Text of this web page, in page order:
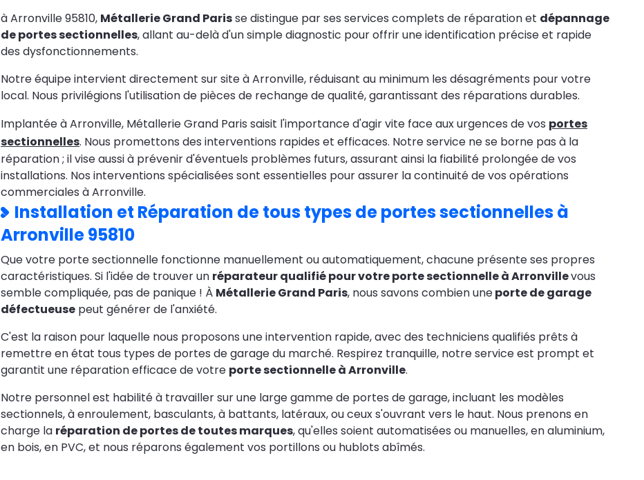
à Arronville 95810, Métallerie Grand Parisse distingue par ses services complets de réparation et dépannage
de portes sectionnelles, allant au-delà d'un simple diagnostic pour offrir une identification précise et rapide
des dysfonctionnements.
Notre équipe intervient directement sur site à Arronville, réduisant au minimum les désagréments pour votre
local. Nous privilégions l'utilisation de pièces de rechange de qualité, garantissant des réparations durables.
Implantée à Arronville, Métallerie Grand Paris saisit l'importance d'agir vite face aux urgences de vos portes
sectionnelles. Nous promettons des interventions rapides et efficaces. Notre service ne se borne pas à la
réparation ; il vise aussi à prévenir d'éventuels problèmes futurs, assurant ainsi la fiabilité prolongée de vos
installations. Nos interventions spécialisées sont essentielles pour assurer la continuité de vos opérations
commerciales à Arronville.
Installation et Réparation de tous types de portes sectionnelles à
Arronville 95810
Que votre porte sectionnelle fonctionne manuellement ou automatiquement, chacune présente ses propres
caractéristiques. Si l'idée de trouver un réparateur qualifié pour votre porte sectionnelle à Arronvillevous
semble compliquée, pas de panique ! À Métallerie Grand Paris, nous savons combien uneporte de garage
défectueuse peut générer de l'anxiété.
C'est la raison pour laquelle nous proposons une intervention rapide, avec des techniciens qualifiés prêts à
remettre en état tous types de portes de garage du marché. Respirez tranquille, notre service est prompt et
garantit une réparation efficace de votre porte sectionnelle à Arronville.
Notre personnel est habilité à travailler sur une large gamme de portes de garage, incluant les modèles
sectionnels, à enroulement, basculants, à battants, latéraux, ou ceux s'ouvrant vers le haut. Nous prenons en
charge la réparation de portes de toutes marques, qu'elles soient automatisées ou manuelles, en aluminium,
en bois, en PVC, et nous réparons également vos portillons ou hublots abîmés.